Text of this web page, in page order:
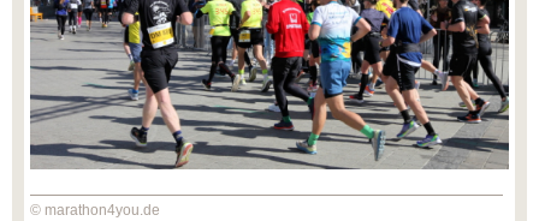
© marathon4you.de